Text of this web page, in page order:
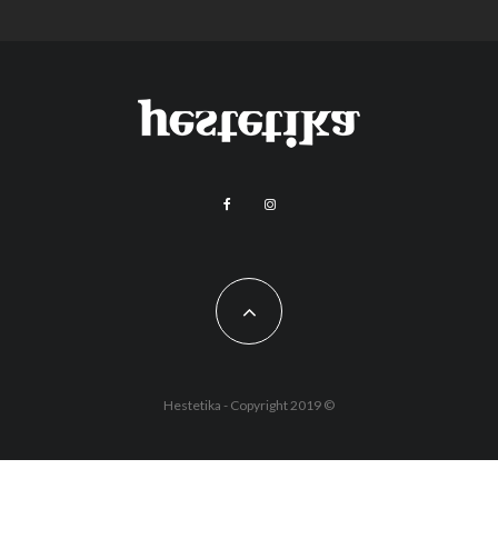
Hestetika - Copyright 2019 ©